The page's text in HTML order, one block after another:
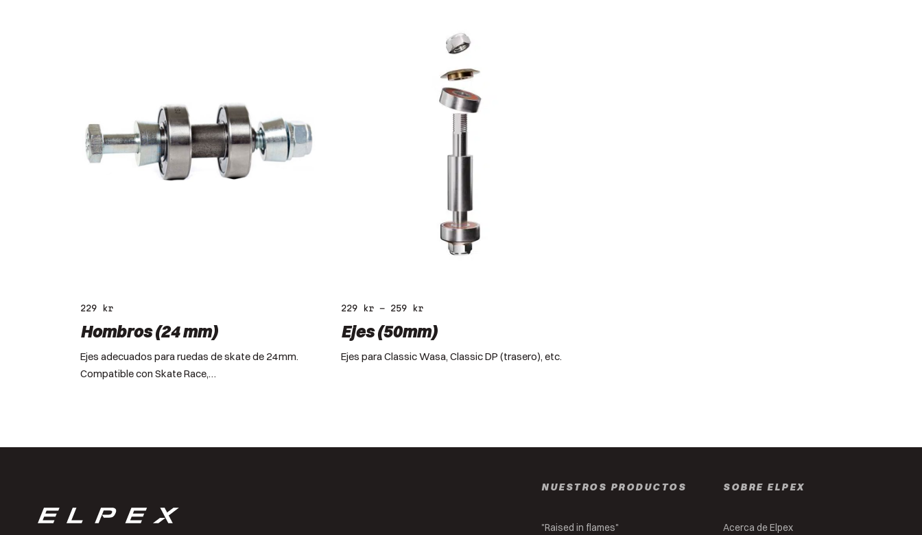
229 kr
Hombros (24 mm)
Ejes adecuados para ruedas de skate de 24mm.
Compatible con Skate Race,…
229 kr – 259 kr
Ejes (50mm)
Ejes para Classic Wasa, Classic DP (trasero), etc.
NUESTROS PRODUCTOS
"Raised in flames"
SOBRE ELPEX
Acerca de Elpex